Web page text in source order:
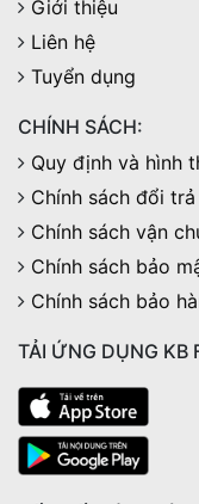
Giới thiệu
Liên hệ
Tuyển dụng
CHÍNH SÁCH:
Quy định và hình
Chính sách đổi
Chính sách vận
Chính sách bảo
Chính sách bảo
TẢI ỨNG DỤNG KB